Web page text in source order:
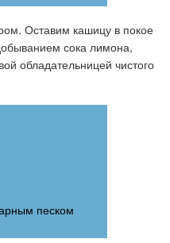
Оставим кашицу в покое
сока лимона,
обладательницей чистого
песком